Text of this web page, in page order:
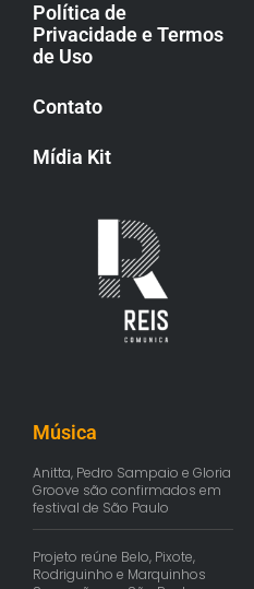
Política de
Privacidade e Termos
de Uso
Contato
Mídia Kit
Música
Anitta, Pedro Sampaio e Gloria
Groove são confirmados em
festival de São Paulo
Projeto reúne Belo, Pixote,
Rodriguinho e Marquinhos